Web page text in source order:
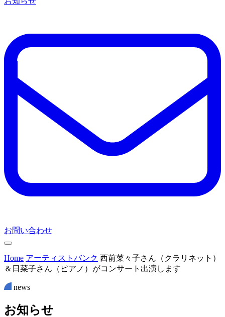
お問い合わせ
Home アーティストバンク 西前菜々子さん（クラリネット）
＆日菜子さん（ピアノ）がコンサート出演します
news
お知らせ